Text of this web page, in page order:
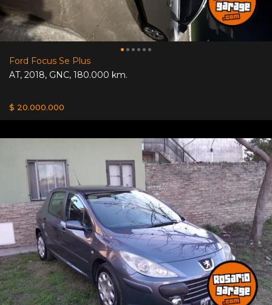
Ford Focus Se Plus
AT, 2018, GNC, 180.000 km.
$ 20.000.000